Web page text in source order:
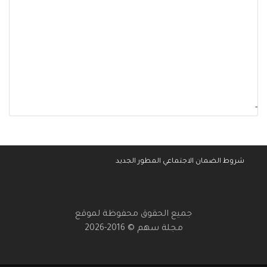
-
شروط الضمان الاجتماعي المطور الجديد
جميع الحقوق محفوظة لموقع
مجلة سهم © 2016-2026